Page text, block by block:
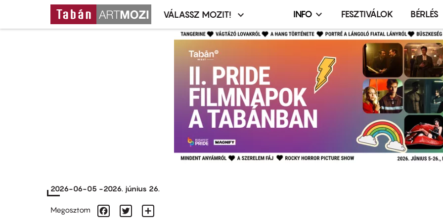
Moziválasztó
menü
VÁLASSZ MOZIT!
Infó,
esemény,
terembérlés
menü
INFO FESZTIVÁLOK BÉRLÉS
2026-06-05 -2026. június 26.
Megosztom Facebook
Twitter